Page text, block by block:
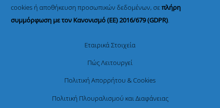
cookies ή αποθήκευση προσωπικών δεδομένων, σεπλήρη
συμμόρφωση με τον Κανονισμό (ΕΕ) 2016/679 (GDPR).
Εταιρικά Στοιχεία
Πώς Λειτουργεί
Πολιτική Απορρήτου & Cookies
Πολιτική Πλουραλισμού και Διαφάνειας